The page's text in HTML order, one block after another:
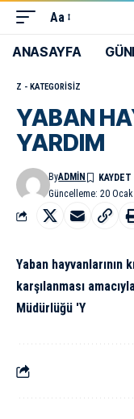
Aa
ANASAYFA
Z - KATEGORISIZ
YABAN
YARDIM
Güncelleme: 20
ByADMIN
Yaban hayvanlarının
karşılanması
Müdürlüğü 'Y